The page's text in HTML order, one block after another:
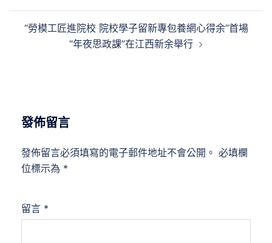
“勞模工匠進院校 院校學子留新專包養網心得余”首場
“年夜思政課”在江西新余舉行
發佈留言
發佈留言必須填寫的電子郵件地址不會公開。 必填欄
位標示為 *
留言 *